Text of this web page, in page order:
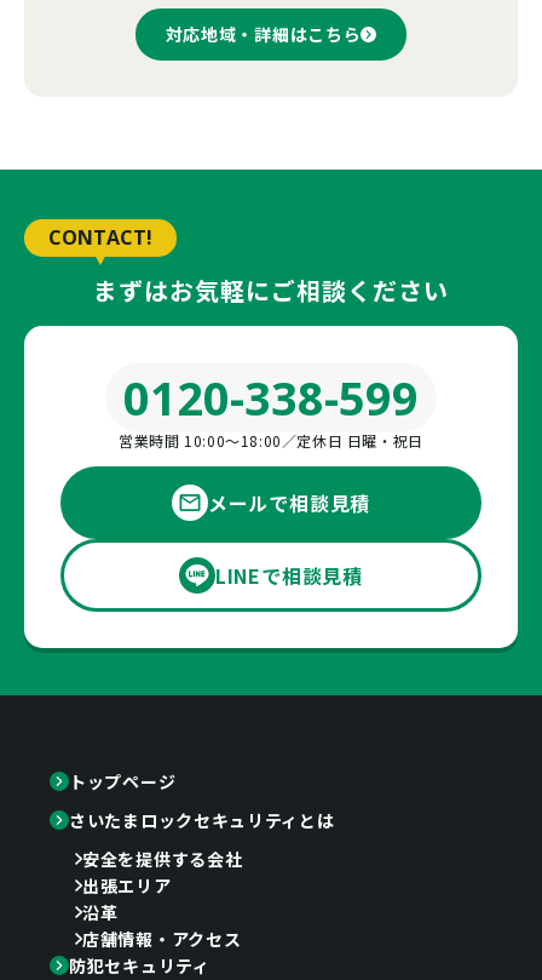
対応地域・詳細はこちら
CONTACT!
まずはお気軽にご相談ください
0120-338-599
営業時間 10:00〜18:00／定休日 日曜・祝日
メールで相談見積
LINEで相談見積
トップページ
さいたまロックセキュリティとは
安全を提供する会社
出張エリア
沿革
店舗情報・アクセス
防犯セキュリティ